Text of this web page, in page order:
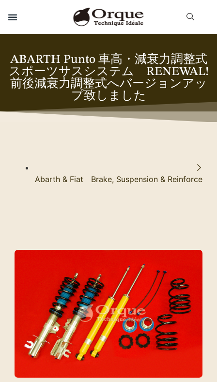
ABARTH Punto 車高・減衰力調整式
スポーツサスシステム RENEWAL!
前後減衰力調整式へバージョンアッ
プ致しました
Abarth & Fiat Brake, Suspension & Reinforce